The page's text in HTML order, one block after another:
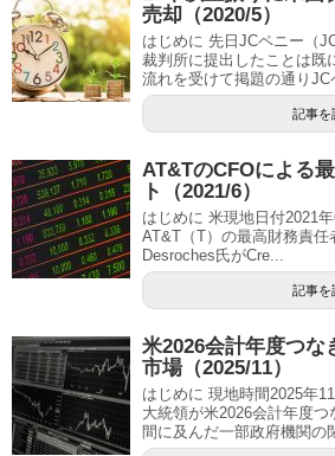
売却（2020/5）
はじめに 先日JCペニー（
裁判所に提出したことは既
流れを受けて掲題の通り
記事を
AT&TのCFOによる
ト（2021/6）
はじめに 米現地日付2021
AT&T（T）の最高財務責任
Desroches氏がCre...
記事を
米2026会計年度つな
市場（2025/11）
はじめに 現地時間2025年
大統領が米2026会計年度つ
間に及んだ一部政府機関の